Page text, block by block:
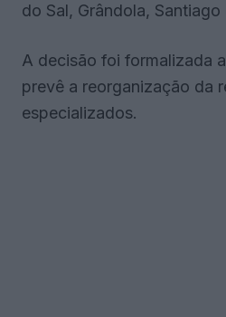
do Sal, Grândola,
A decisão foi formalizada
prevê a reorganização da
especializados.